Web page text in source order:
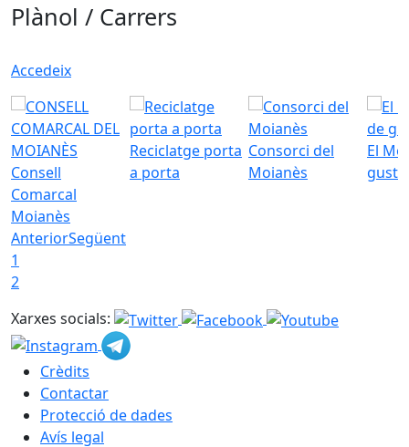
Plànol / Carrers
Accedeix
Consell
Comarcal
Moianès
Reciclatge porta
a porta
Consorci del
Moianès
El
gust
AnteriorSegüent
1
2
Xarxes socials:
Crèdits
Contactar
Protecció de dades
Avís legal